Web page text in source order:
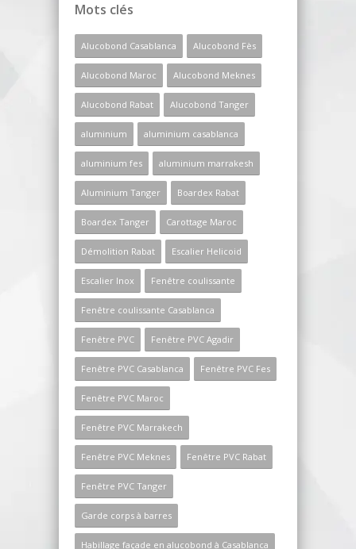
Mots clés
Alucobond Casablanca Alucobond Fès
Alucobond Maroc Alucobond Meknes
Alucobond Rabat Alucobond Tanger
aluminium aluminium casablanca
aluminium fes aluminium marrakesh
Aluminium Tanger Boardex Rabat
Boardex Tanger Carottage Maroc
Démolition Rabat Escalier Helicoid
Escalier Inox Fenêtre coulissante
Fenêtre coulissante Casablanca
Fenêtre PVC Fenêtre PVC Agadir
Fenêtre PVC Casablanca Fenêtre PVC Fes
Fenêtre PVC Maroc
Fenêtre PVC Marrakech
Fenêtre PVC Meknes Fenêtre PVC Rabat
Fenêtre PVC Tanger
Garde corps à barres
Habillage façade en alucobond à Casablanca